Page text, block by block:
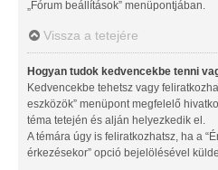
„Fórum beállítások” menüpontjában.
Vissza a tetejére
Hogyan tudok kedvencekbe tenni
Kedvencekbe tehetsz vagy
eszközök” menüpont megfelelő
téma tetején és alján helyezkedik el.
A témára úgy is feliratkozhatsz, ha a
érkezésekor” opció bejelölésével